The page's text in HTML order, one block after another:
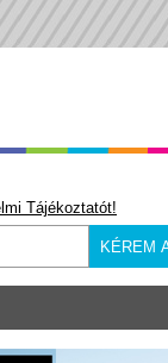
Tájékoztatót!